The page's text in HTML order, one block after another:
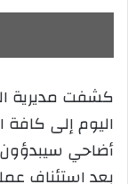
كشفت مديرية
اليوم إلى
أضاحي سيبدؤون